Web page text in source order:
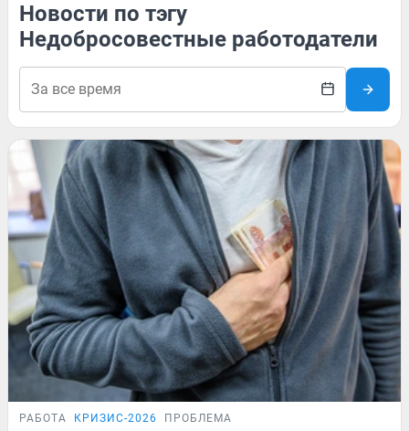
Новости по тэгу
Недобросовестные работодатели
РАБОТА КРИЗИС-2026 ПРОБЛЕМА